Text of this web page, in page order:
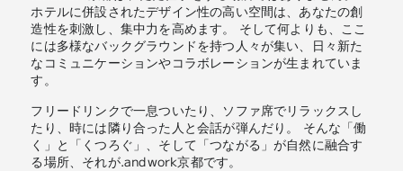
ホテルに併設されたデザイン性の高い空間は、あなたの創
造性を刺激し、集中力を高めます。 そして何よりも、ここ
には多様なバックグラウンドを持つ人々が集い、日々新た
なコミュニケーションやコラボレーションが生まれていま
す。
フリードリンクで一息ついたり、ソファ席でリラックスし
たり、時には隣り合った人と会話が弾んだり。 そんな「働
く」と「くつろぐ」、そして「つながる」が自然に融合す
る場所、それが.andwork京都です。